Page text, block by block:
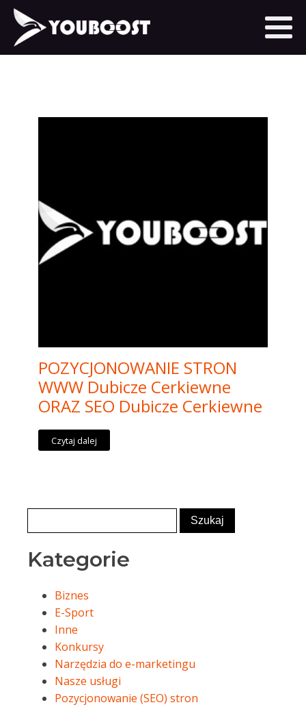
POZYCJONOWANIE STRON
WWW Dubicze Cerkiewne
ORAZ SEO Dubicze Cerkiewne
Czytaj dalej
Kategorie
Biznes
E-Sport
Inne
Konkursy
Narzędzia do e-marketingu
Nasze usługi
Pozycjonowanie (SEO) stron